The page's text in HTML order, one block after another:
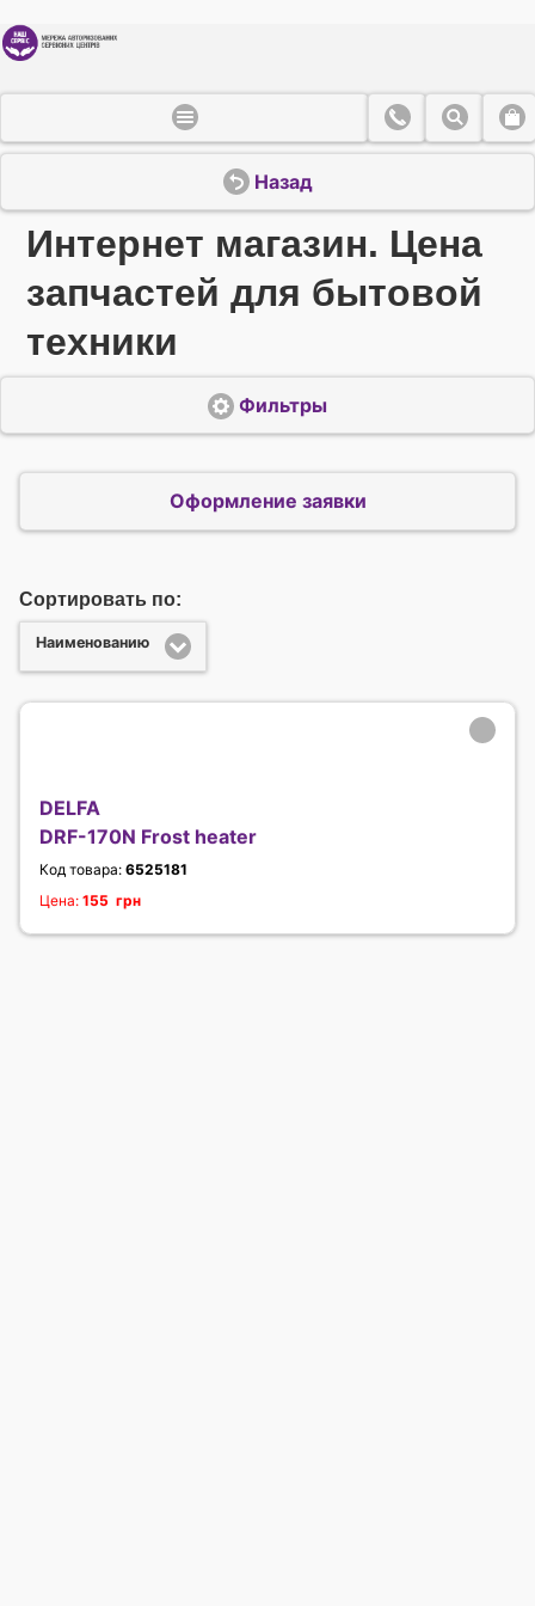
Назад
Интернет магазин. Цена
запчастей для бытовой
техники
Фильтры
Оформление заявки
Сортировать по:
Наименованию
DELFA
DRF-170N Frost heater
Код товара: 6525181
Цена: 155 грн